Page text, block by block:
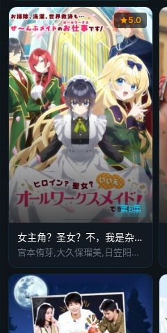
第6集
5.0
女主角？圣女？不，我是杂役女仆(自豪)！
宫本侑芽,大久保瑠美,日笠阳子,天崎滉平,小野友树,堀江瞬,仲村宗悟